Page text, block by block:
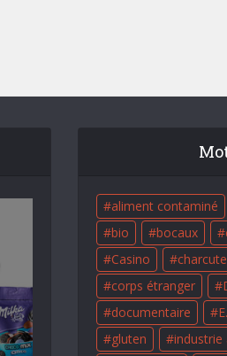
aliment contaminé
bio
bocaux
Casino
corps étranger
documentaire
gluten
industrie